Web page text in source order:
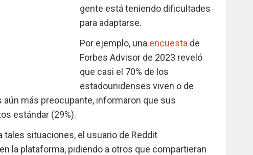
gente está teniendo dificultades
para adaptarse.
Por ejemplo, una encuesta de
Forbes Advisor de 2023 reveló
que casi el 70% de los
estadounidenses viven o de
aún más preocupante, informaron que sus
estándar (29%).
situaciones, el usuario de Reddit
la plataforma, pidiendo a otros que compartieran